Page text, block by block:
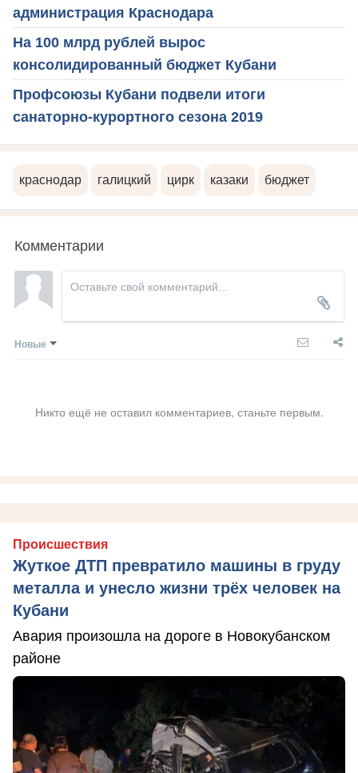
администрация Краснодара
На 100 млрд рублей вырос
консолидированный бюджет Кубани
Профсоюзы Кубани подвели итоги
санаторно-курортного сезона 2019
краснодар галицкий цирк казаки бюджет
Комментарии
Новые
Никто ещё не оставил комментариев, станьте первым.
Происшествия
Жуткое ДТП превратило машины в груду
металла и унесло жизни трёх человек на
Кубани
Авария произошла на дороге в Новокубанском
районе